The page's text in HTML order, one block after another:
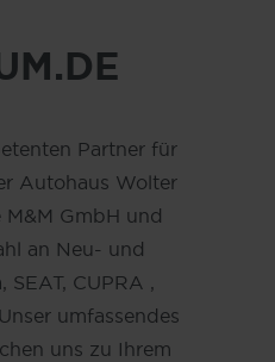
Partner für
Autohaus Wolter
GmbH und
an Neu- und
CUPRA ,
umfassendes
uns zu Ihrem